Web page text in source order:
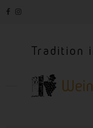
Tradition